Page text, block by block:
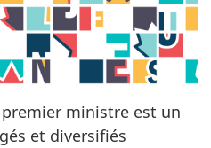
ministre est un
et diversifiés